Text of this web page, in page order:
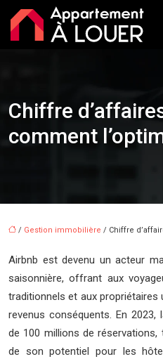
Chiffre
comment
/ Gestion immobilière / Chiffre
Airbnb est devenu un acteur
saisonnière, offrant aux
traditionnels et aux propriétaires
revenus conséquents. En
de 100 millions de
de son potentiel pour les